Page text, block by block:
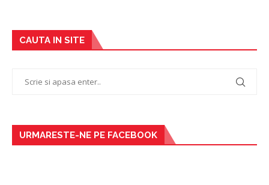
CAUTA IN SITE
URMARESTE-NE PE FACEBOOK